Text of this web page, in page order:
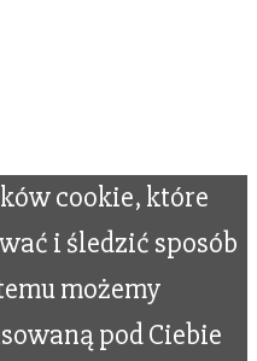
cookie, które
i śledzić sposób
możemy
pod Ciebie